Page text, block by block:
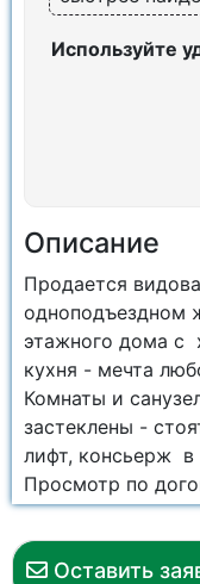
Оставить
Используйте
Описание
Продается
одноподъездном
этажного дома с
кухня - мечта
Комнаты и
застеклены -
лифт, консьерж в
Просмотр по